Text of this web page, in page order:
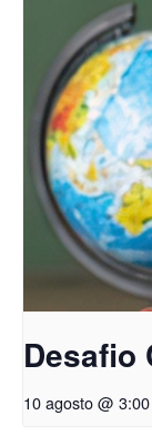
Desafio
10 agosto @